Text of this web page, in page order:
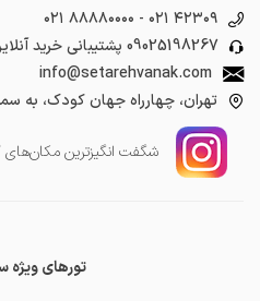
۰۲۱ ۸۸۸۸۰۰۰۰ - ۰۲۱ ۴۲۳۰۹
09025198267 پشتیبانی خرید
info@setarehvanak.com
تهران، چهارراه جهان کودک، به
شگفت انگیز‌ترین مکان‌های
تورهای ویژه